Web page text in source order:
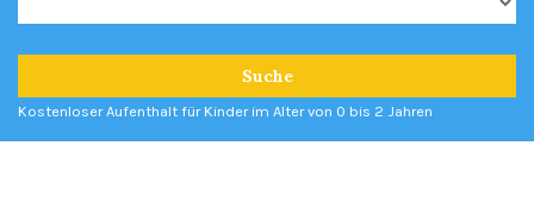
Suche
Kostenloser Aufenthalt für Kinder im Alter von 0 bis 2 Jahren